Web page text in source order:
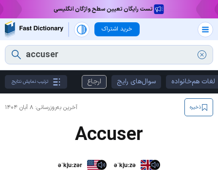
تست رایگان تعیین سطح واژگان انگلیسی
خرید اشتراک
لغات هم‌خانواده سوال‌های رایج ارجاع ترتیب نمایش نتایج
آخرین به‌روزرسانی: ۸ آبان ۱۴۰۴ ذخیره
Accuser
əˈkjuːzər əˈkjuːzə